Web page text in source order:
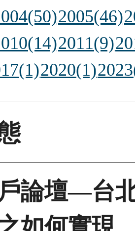
2005(46)
2011(9)
2020(1)
論壇—台